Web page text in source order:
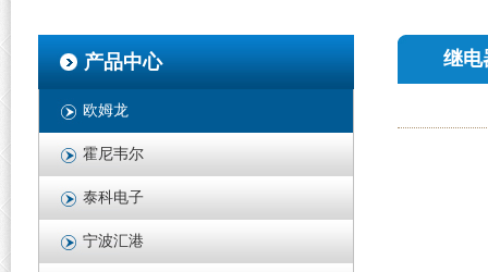
产品中心
欧姆龙
霍尼韦尔
泰科电子
宁波汇港
继电